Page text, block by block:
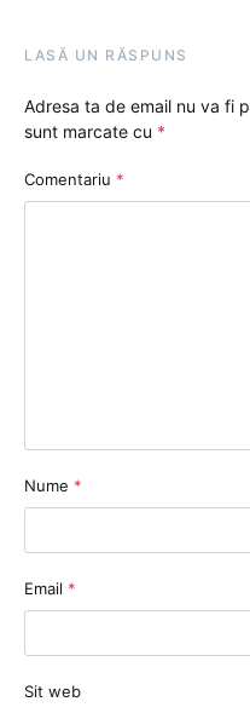
LASĂ UN RĂSPUNS
Adresa ta de email nu va fi
sunt marcate cu *
Comentariu *
Nume *
Email *
Sit web